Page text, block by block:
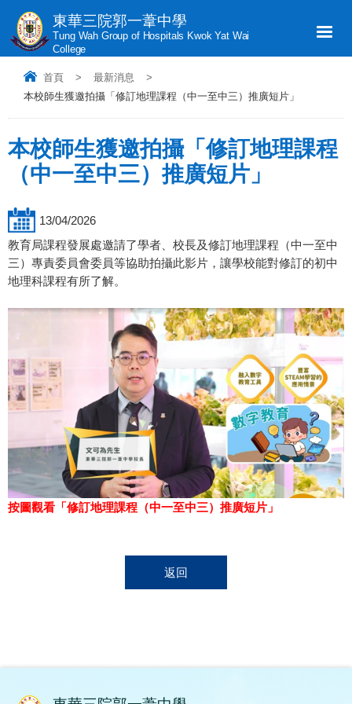
東華三院郭一葦中學
Tung Wah Group of Hospitals Kwok Yat Wai
College
首頁 > 最新消息
>
本校師生獲邀拍攝「修訂地理課程（中一至中三）推廣短片」
本校師生獲邀拍攝「修訂地理課程
（中一至中三）推廣短片」
13/04/2026
教育局課程發展處邀請了學者、校長及修訂地理課程（中一至中
三）專責委員會委員等協助拍攝此影片，讓學校能對修訂的初中
地理科課程有所了解。
按圖觀看「修訂地理課程（中一至中三）推廣短片」
返回